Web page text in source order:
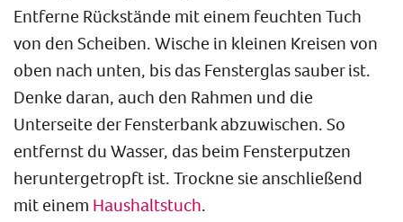
Entferne Rückstände mit einem feuchten Tuch
von den Scheiben. Wische in kleinen Kreisen von
oben nach unten, bis das Fensterglas sauber ist.
Denke daran, auch den Rahmen und die
Unterseite der Fensterbank abzuwischen. So
entfernst du Wasser, das beim Fensterputzen
heruntergetropft ist. Trockne sie anschließend
mit einem Haushaltstuch.